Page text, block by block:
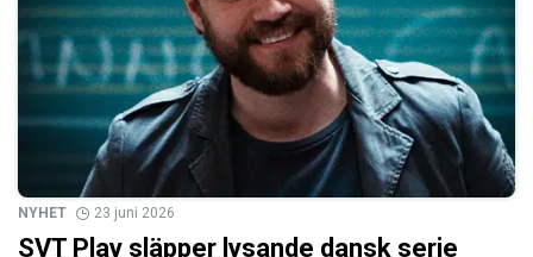
NYHET 23 juni 2026
SVT Play släpper lysande dansk serie